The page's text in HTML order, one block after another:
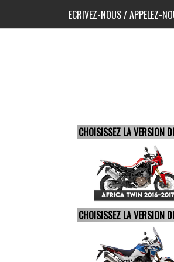
ECRIVEZ-NOUS/ APPELEZ-
CHOISISSEZ LA VERSION
CHOISISSEZ LA VERSION